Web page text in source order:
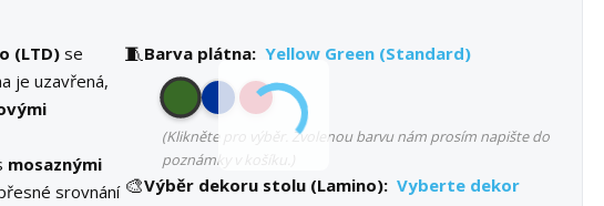
(LTD)se
je uzavřená,
mosaznými
srovnání
🧵Barva plátna: Yellow Green (Standard)
(Klikněte pro výběr. Zvolenou barvu nám prosím napište do
poznámky v košíku.)
🎨Výběr dekoru stolu (Lamino): Vyberte dekor